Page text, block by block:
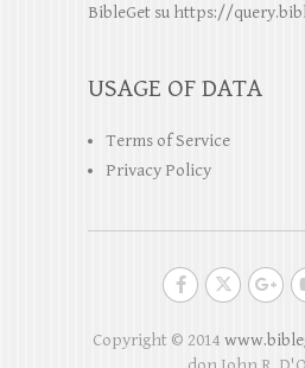
BibleGet su https://
USAGE OF DATA
Terms of Service
Privacy Policy
Copyright © 2014